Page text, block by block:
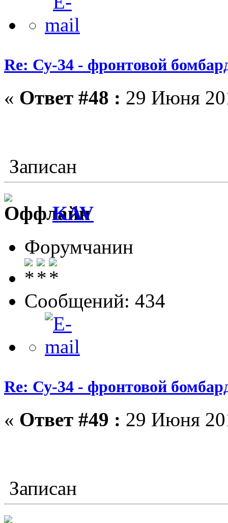
Re: Су-34 - фронтовой
« Ответ #48 : 29 Июня
Записан
KAV
Форумчанин
Сообщений: 434
Re: Су-34 - фронтовой
« Ответ #49 : 29 Июня
Записан